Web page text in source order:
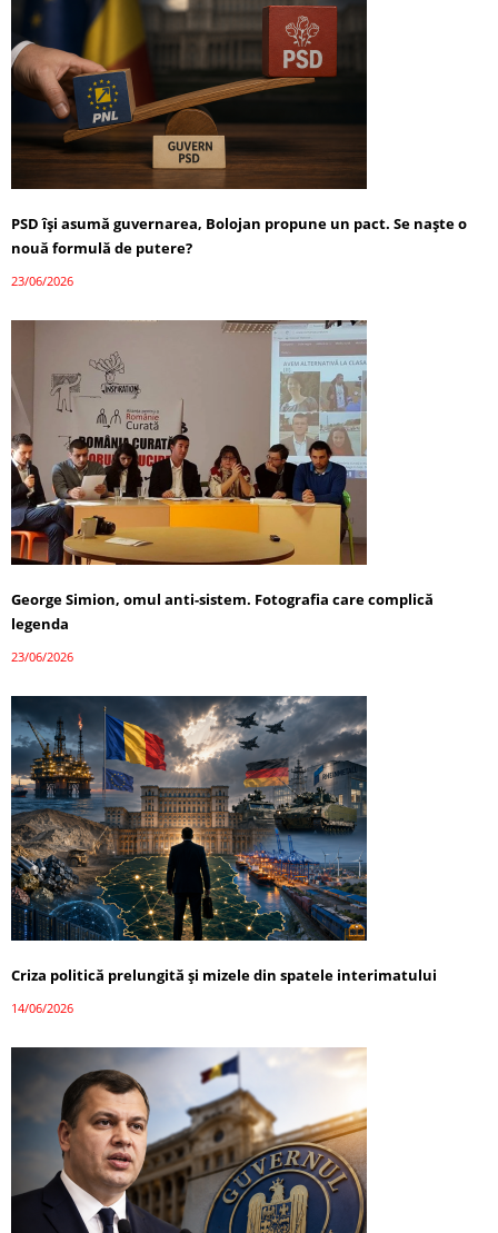
PSD își asumă guvernarea, Bolojan propune un pact. Se naște o
nouă formulă de putere?
23/06/2026
George Simion, omul anti-sistem. Fotografia care complică
legenda
23/06/2026
Criza politică prelungită și mizele din spatele interimatului
14/06/2026